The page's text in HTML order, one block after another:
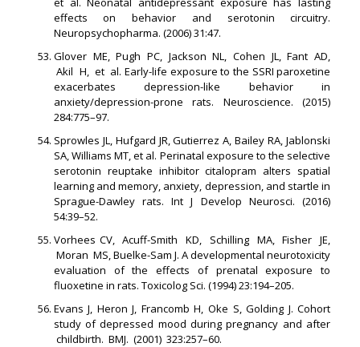
effects on behavior and serotonin circuitry.
Neuropsychopharma. (2006) 31:47.
Glover ME, Pugh PC, Jackson NL, Cohen JL, Fant AD,
Akil H, et al. Early-life exposure to the SSRI paroxetine
exacerbates depression-like behavior in
anxiety/depression-prone rats. Neuroscience. (2015)
284:775–97.
Sprowles JL, Hufgard JR, Gutierrez A, Bailey RA, Jablonski
SA, Williams MT, et al. Perinatal exposure to the selective
serotonin reuptake inhibitor citalopram alters spatial
learning and memory, anxiety, depression, and startle in
Sprague-Dawley rats. Int J Develop Neurosci. (2016)
54:39–52.
Vorhees CV, Acuff-Smith KD, Schilling MA, Fisher JE,
Moran MS, Buelke-Sam J. A developmental neurotoxicity
evaluation of the effects of prenatal exposure to
fluoxetine in rats. Toxicolog Sci. (1994) 23:194–205.
Evans J, Heron J, Francomb H, Oke S, Golding J. Cohort
study of depressed mood during pregnancy and after
childbirth. BMJ. (2001) 323:257–60.